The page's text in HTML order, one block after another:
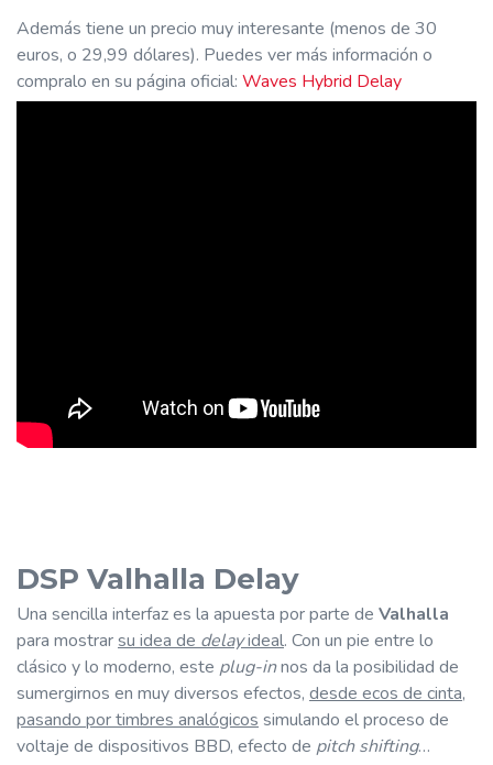
Además tiene un precio muy interesante (menos de 30
euros, o 29,99 dólares). Puedes ver más información o
compralo en su página oficial: Waves Hybrid Delay
DSP Valhalla Delay
Una sencilla interfaz es la apuesta por parte de Valhalla
para mostrarsu idea de delayideal. Con un pie entre lo
clásico y lo moderno, este plug-innos da la posibilidad de
sumergirnos en muy diversos efectos, desde ecos de cinta,
pasando por timbres analógicos simulando el proceso de
voltaje de dispositivos BBD, efecto de pitch shifting…